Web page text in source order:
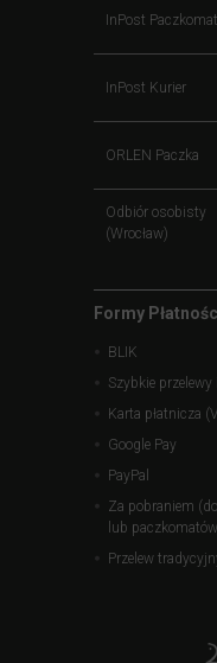
InPost
InPost Kurier
ORLEN Paczka
Odbiór osobisty
(Wrocław)
Formy
BLIK
Szybkie
Karta płatnicza
Google Pay
PayPal
Za pobraniem
lub
Przelew